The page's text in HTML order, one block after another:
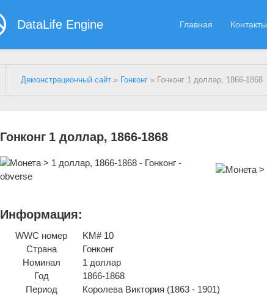
DataLife Engine Главная Контакты
Демонстрационный сайт » Гонконг » Гонконг 1 доллар, 1866-1868
Гонконг 1 доллар, 1866-1868
Информация:
WWC номер
KM# 10
Страна
Гонконг
Номинал
1 доллар
Год
1866-1868
Период
Королева Виктория (1863 - 1901)